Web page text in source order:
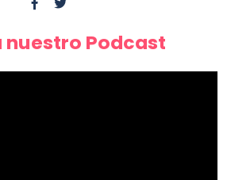
nuestro Podcast